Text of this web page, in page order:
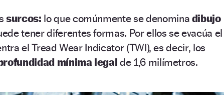
surcos: lo que comúnmente se denomina dibujo
tener diferentes formas. Por ellos se evacúa el
el Tread Wear Indicator (TWI), es decir, los
mínima legalde 1,6 milímetros.